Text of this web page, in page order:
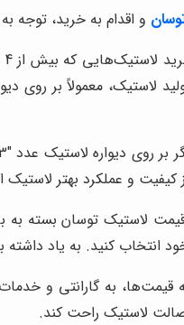
و اقدام به خرید، توجه
لاستیک، معمولاً بر
کیفیت و عملکرد بهتر
لاستیک توسان بسته به
انتخاب کنید. به یاد
قیمت‌ها، به گارانتی و
لاستیک راحت کند.